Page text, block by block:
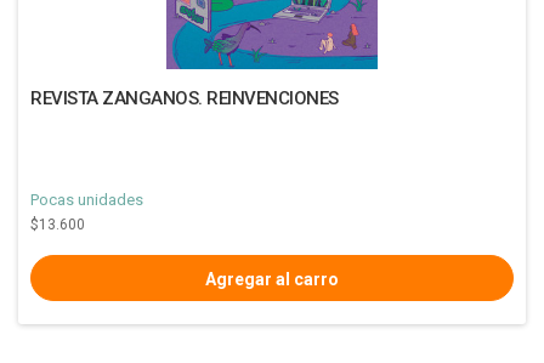
REVISTA ZANGANOS. REINVENCIONES
Pocas unidades
$13.600